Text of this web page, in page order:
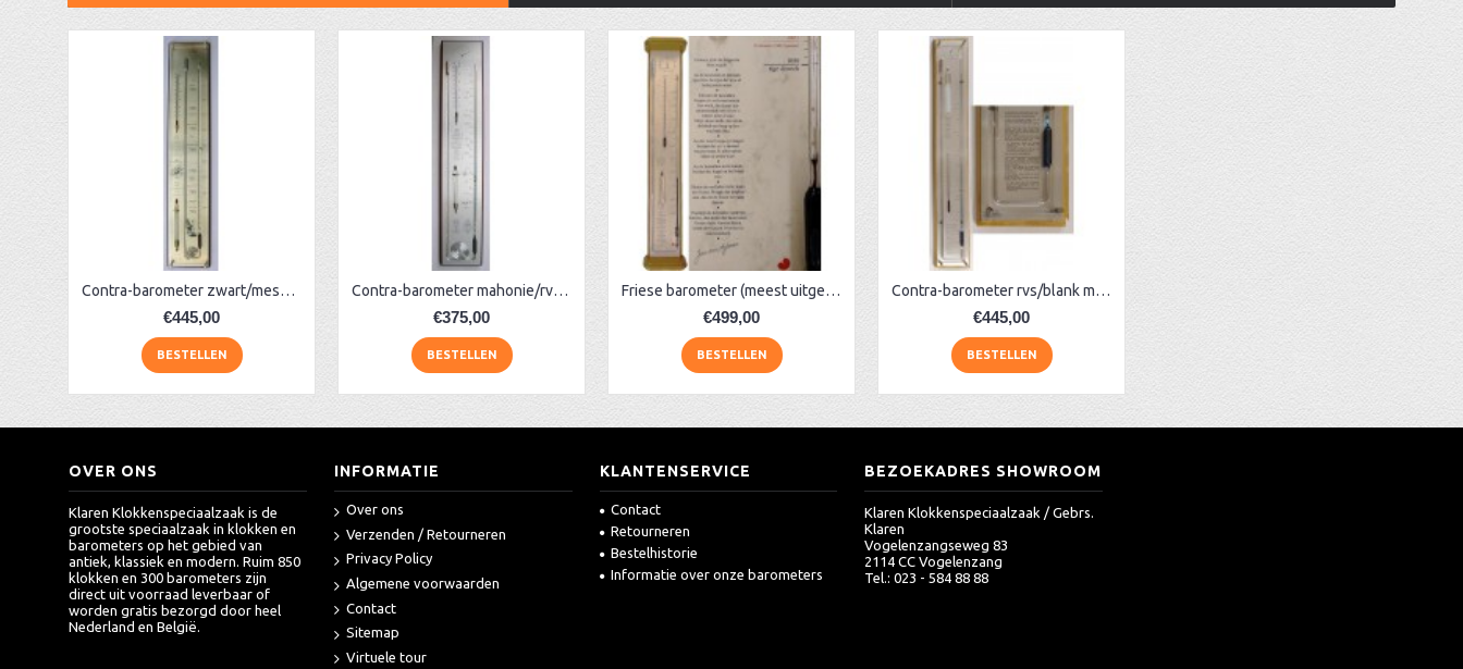
Contra-barometer zwart/messing/glas
€445,00
BESTELLEN
Contra-barometer mahonie/rvs breed
€375,00
BESTELLEN
Friese barometer (meest uitgebreid), eiken
€499,00
BESTELLEN
Contra-barometer rvs/blank met glas ervoor
€445,00
BESTELLEN
OVER ONS
Klaren Klokkenspeciaalzaak is de
grootste speciaalzaak in klokken en
barometers op het gebied van
antiek, klassiek en modern. Ruim 850
klokken en 300 barometers zijn
direct uit voorraad leverbaar of
worden gratis bezorgd door heel
Nederland en België.
INFORMATIE
Over ons
Verzenden / Retourneren
Privacy Policy
Algemene voorwaarden
Contact
Sitemap
Virtuele tour
KLANTENSERVICE
Contact
Retourneren
Bestelhistorie
Informatie over onze barometers
BEZOEKADRES SHOWROOM
Klaren Klokkenspeciaalzaak / Gebrs.
Klaren
Vogelenzangseweg 83
2114 CC Vogelenzang
Tel.: 023 - 584 88 88